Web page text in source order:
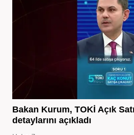
Bakan Kurum, TOKİ Açık
detaylarını açıkladı